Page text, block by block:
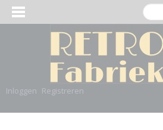
Inloggen Registreren